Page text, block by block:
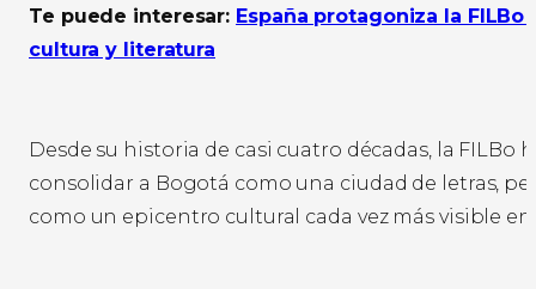
Te puede interesar: España protagoniza la FILBo
cultura y literatura
Desde su historia de casi cuatro décadas, la FILBo
consolidar a Bogotá como una ciudad de letras,
como un epicentro cultural cada vez más visible